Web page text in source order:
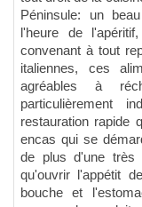
Péninsule: un
l'heure de
convenant à tout
italiennes, ces
agréables à
particulièrement
restauration rapide
encas qui se
de plus d'une très
qu'ouvrir l'appétit
bouche et